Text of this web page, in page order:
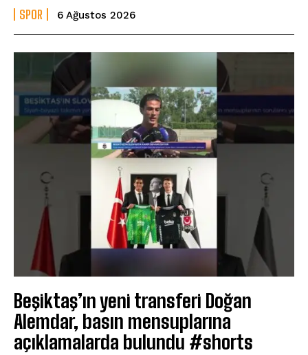
SPOR 6 Ağustos 2026
Beşiktaş’ın yeni transferi Doğan
Alemdar, basın mensuplarına
açıklamalarda bulundu #shorts